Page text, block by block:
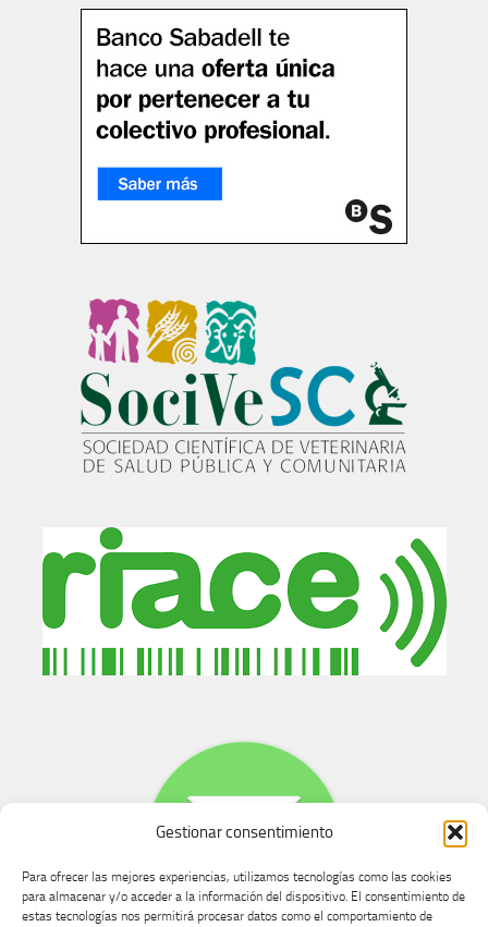
Gestionar consentimiento
Para ofrecer las mejores experiencias, utilizamos tecnologías como las cookies
para almacenar y/o acceder a la información del dispositivo. El consentimiento de
estas tecnologías nos permitirá procesar datos como el comportamiento de